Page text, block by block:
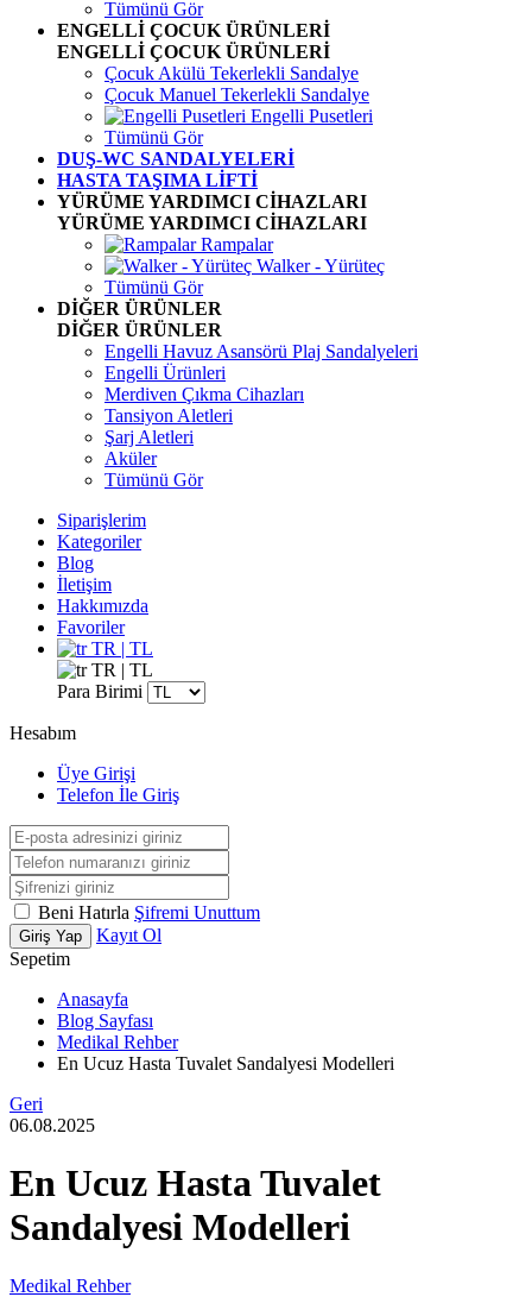
Tümünü Gör
ENGELLİ ÇOCUK ÜRÜNLERİ
ENGELLİ ÇOCUK ÜRÜNLERİ
Çocuk Akülü Tekerlekli Sandalye
Çocuk Manuel Tekerlekli Sandalye
Engelli Pusetleri
Tümünü Gör
DUŞ-WC SANDALYELERİ
HASTA TAŞIMA LİFTİ
YÜRÜME YARDIMCI CİHAZLARI
YÜRÜME YARDIMCI CİHAZLARI
Rampalar
Walker - Yürüteç
Tümünü Gör
DİĞER ÜRÜNLER
DİĞER ÜRÜNLER
Engelli Havuz Asansörü Plaj Sandalyeleri
Engelli Ürünleri
Merdiven Çıkma Cihazları
Tansiyon Aletleri
Şarj Aletleri
Aküler
Tümünü Gör
Siparişlerim
Kategoriler
Blog
İletişim
Hakkımızda
Favoriler
TR | TL
TR | TL
Para Birimi
Hesabım
Üye Girişi
Telefon İle Giriş
Beni Hatırla Şifremi Unuttum
Giriş Yap
Kayıt Ol
Sepetim
Anasayfa
Blog Sayfası
Medikal Rehber
En Ucuz Hasta Tuvalet Sandalyesi Modelleri
Geri
06.08.2025
En Ucuz Hasta Tuvalet
Sandalyesi Modelleri
Medikal Rehber